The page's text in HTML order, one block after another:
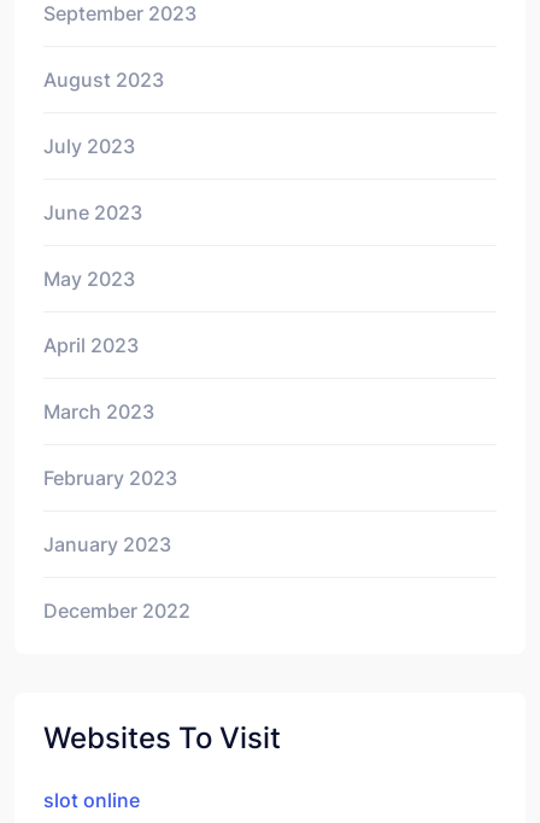
September 2023
August 2023
July 2023
June 2023
May 2023
April 2023
March 2023
February 2023
January 2023
December 2022
Websites To Visit
slot online